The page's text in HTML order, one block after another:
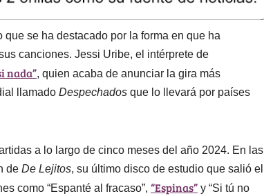
que se ha destacado por la forma en que ha
canciones. Jessi Uribe, el intérprete de
nada”, quien acaba de anunciar la gira más
llamado Despechados que lo llevará por países
a lo largo de cinco meses del año 2024. En las
de De Lejitos, su último disco de estudio que salió el
como “Espanté al fracaso”, “Espinas” y “Si tú no